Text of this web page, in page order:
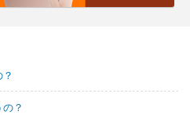
？